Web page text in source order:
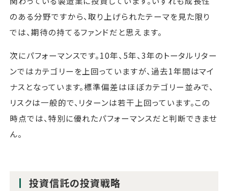
のある分野ですから、取り上げられたテーマを見た限り
では、期待の持てるファンドだと思えます。
次にパフォーマンスです。10年、5年、3年のトータルリター
ンではカテゴリーを上回っていますが、過去1年間はマイ
ナスとなっています。標準偏差はほぼカテゴリー並みで、
リスクは一般的で、リターンは若干上回っています。この
時点では、特別に優れたパフォーマンスだと判断できませ
ん。
投資信託の投資戦略